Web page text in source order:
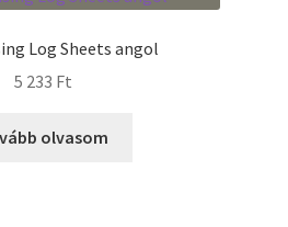
Log Sheets angol
5 233 Ft
olvasom